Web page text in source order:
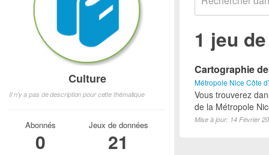
1 jeu
Cartographie
Métropole Nice Côte
Vous trouverez
de la Métropole
Mise à jour: 14 Février
Culture
Il n'y a pas de description pour cette thématique
Abonnés
0
Jeux de données
21